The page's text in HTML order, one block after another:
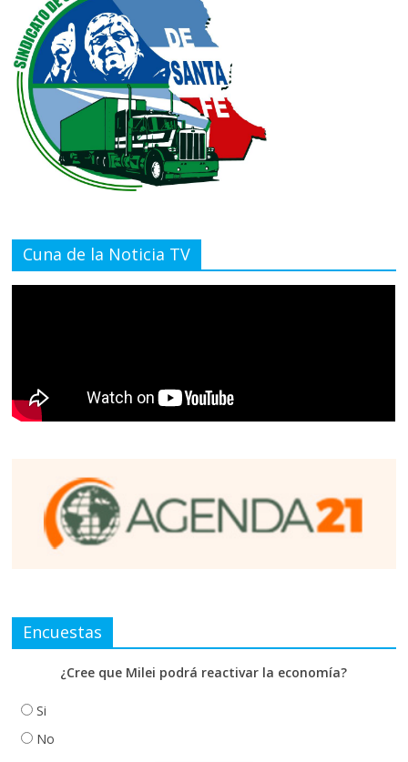
Cuna de la Noticia TV
Encuestas
¿Cree que Milei podrá reactivar la economía?
Si
No